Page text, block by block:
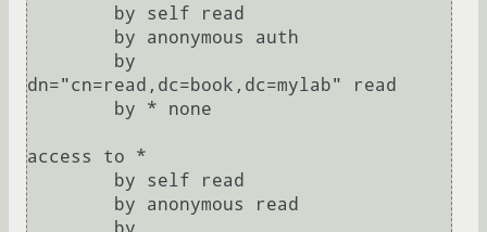
dn="cn=read,dc=book,dc=mylab" read
access to *